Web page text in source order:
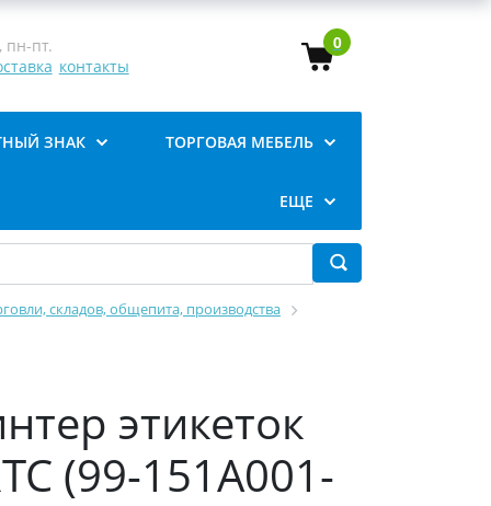
0
пн-пт.
контакты
ЗНАК ТОРГОВАЯ МЕБЕЛЬ
ЕЩЕ
складов, общепита, производства
этикеток
(99-151A001-